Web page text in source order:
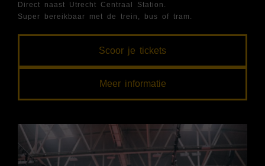
Direct naast Utrecht Centraal Station.
Super bereikbaar met de trein, bus of tram.
Scoor je tickets
Meer informatie